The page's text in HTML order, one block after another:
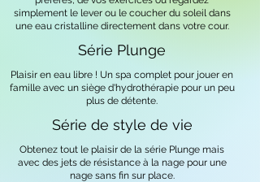
simplement le lever ou le coucher du soleil dans
une eau cristalline directement dans votre cour.
Série Plunge
Plaisir en eau libre ! Un spa complet pour jouer en
famille avec un siège d'hydrothérapie pour un peu
plus de détente.
Série de style de vie
Obtenez tout le plaisir de la série Plunge mais
avec des jets de résistance à la nage pour une
nage sans fin sur place.